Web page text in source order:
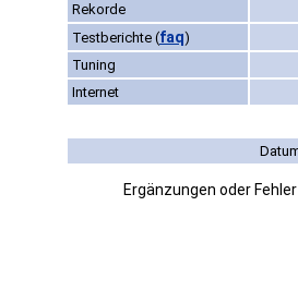
Rekorde
Testberichte (faq)
Tuning
Internet
Ergänzungen oder